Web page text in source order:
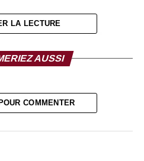
LA LECTURE
AUSSI
COMMENTER